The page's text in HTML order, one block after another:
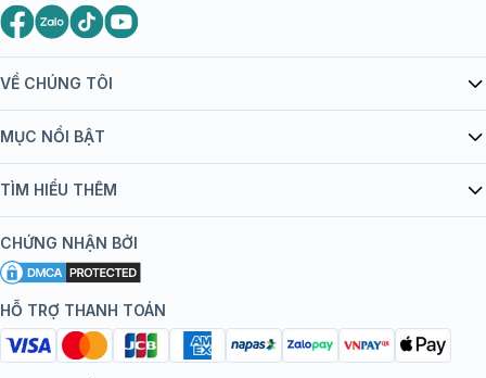
VỀ CHÚNG TÔI
Giới thiệu Tiêm Chủng FPT Long Châu
bán hàng
Chính sách nội dung
Chính sách bảo mật
Chính sách bảo mật dữ liệu cá nhân
Chính sách thanh toán
MỤC NỔI BẬT
Danh mục vắc xin
Đội ngũ bác sĩ, chuyên gia
Hệ thống trung tâm tiêm chủng
TÌM HIỂU THÊM
Khuyến mãi
Tôi nên tiêm gì?
Tiêm chủng đi nước ngoài
CHỨNG NHẬN BỞI
HỖ TRỢ THANH TOÁN